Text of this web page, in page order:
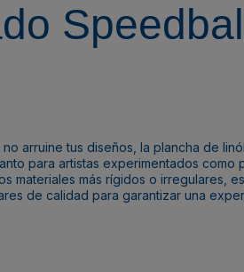
arruine tus diseños, la plancha de
para artistas experimentados como
materiales más rígidos o irregulares,
de calidad para garantizar una